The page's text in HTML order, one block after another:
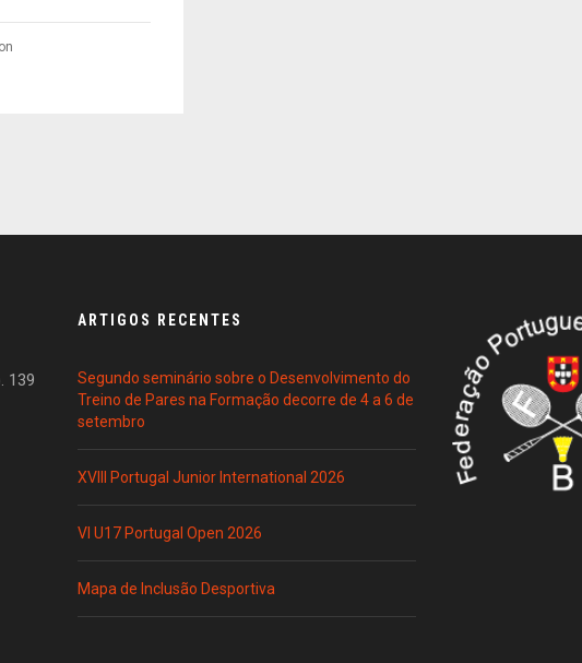
139
ARTIGOS RECENTES
Segundo seminário sobre o Desenvolvimento do
Treino de Pares na Formação decorre de 4 a 6 de
setembro
XVIII Portugal Junior International 2026
VI U17 Portugal Open 2026
Mapa de Inclusão Desportiva